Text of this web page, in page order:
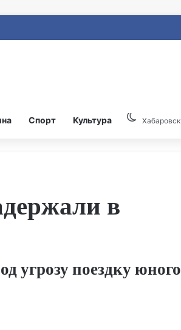
Спорт Культура Хабаровск
в
угрозу поездку юного